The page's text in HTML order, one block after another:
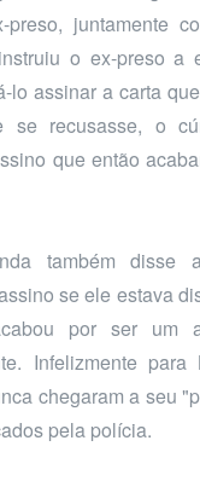
juntamente
o ex-preso a
lo assinar a carta
se recusasse, o
que então
também disse
se ele estava
por ser um
Infelizmente
chegaram a seu
pela polícia.